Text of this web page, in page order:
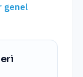
genel